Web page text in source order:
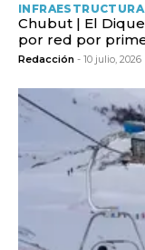
INFRAESTRUCTURA
Chubut | El
por red por
Redacción - 10 julio, 2026